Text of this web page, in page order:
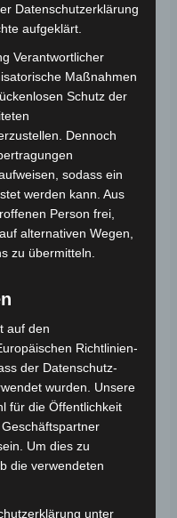
Vigrous). Diese
für zusätzlichen
Weitere
du hier:
Versand
LINKES
Datenschutzerklärung
aufgeklärt.
Verantwortlicher
Maßnahmen
Schutz der
Dennoch
sodass ein
werden kann. Aus
Person frei,
alternativen Wegen,
zu übermitteln.
auf den
Richtlinien-
der Datenschutz-
wurden. Unsere
für die Öffentlichkeit
Um dies zu
die verwendeten
unter